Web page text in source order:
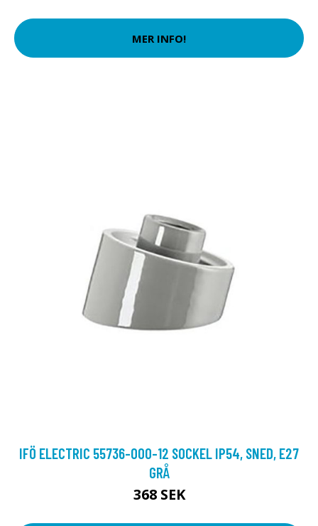
MER INFO!
IFÖ ELECTRIC 55736-000-12 SOCKEL IP54, SNED, E27
GRÅ
368 SEK